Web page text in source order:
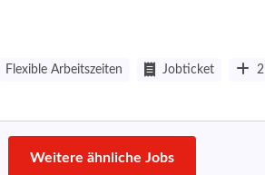
Flexible Arbeitszeiten Jobticket 2
Weitere ähnliche Jobs